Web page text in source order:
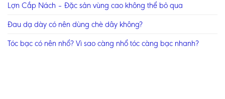
Lợn Cắp Nách – Đặc sản vùng cao không thể bỏ qua
Đau dạ dày có nên dùng chè dây không?
Tóc bạc có nên nhổ? Vì sao càng nhổ tóc càng bạc nhanh?